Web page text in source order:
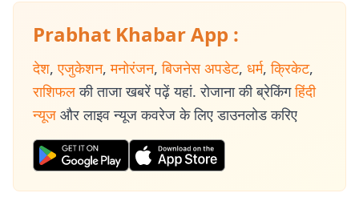
Prabhat Khabar App :
देश, एजुकेशन, मनोरंजन, बिजनेस अपडेट, धर्म, क्रिकेट,
राशिफल की ताजा खबरें पढ़ें यहां. रोजाना की ब्रेकिंग हिंदी
न्यूज और लाइव न्यूज कवरेज के लिए डाउनलोड करिए